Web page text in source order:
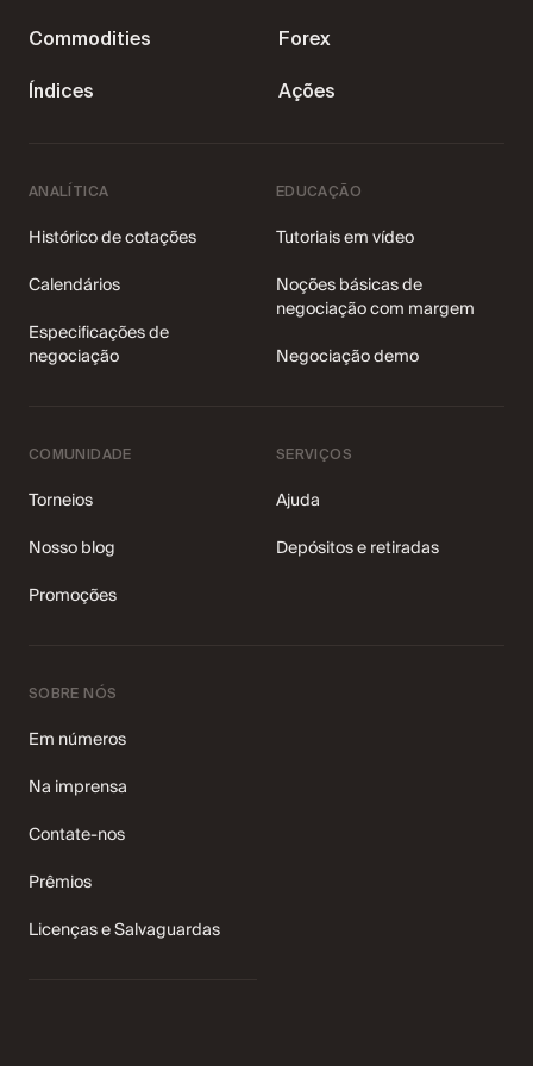
Commodities Forex
Índices Ações
ANALÍTICA
Histórico de cotações
Calendários
Especificações de
negociação
EDUCAÇÃO
Tutoriais em vídeo
Noções básicas de
negociação com margem
Negociação demo
COMUNIDADE
Torneios
Nosso blog
Promoções
SERVIÇOS
Ajuda
Depósitos e retiradas
SOBRE NÓS
Em números
Na imprensa
Contate-nos
Prêmios
Licenças e Salvaguardas
de carreiras de
negociação
Junte-se à IQ Option: a corretora preferida de
185.071.553 traders em 180 países.
Testar demo